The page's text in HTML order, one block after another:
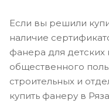
Если вы решили
наличие
фанера для детских
общественного
строительных и
купить фанеру в